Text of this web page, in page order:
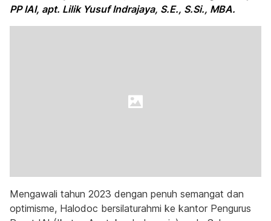
PP IAI, apt. Lilik Yusuf Indrajaya, S.E., S.Si., MBA.
Mengawali tahun 2023 dengan penuh semangat dan
optimisme, Halodoc bersilaturahmi ke kantor Pengurus